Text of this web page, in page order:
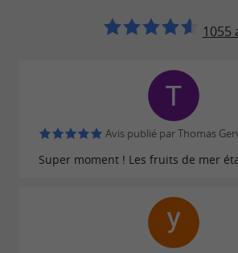
1055
Avis publié par Thomas
Super moment ! Les fruits de mer